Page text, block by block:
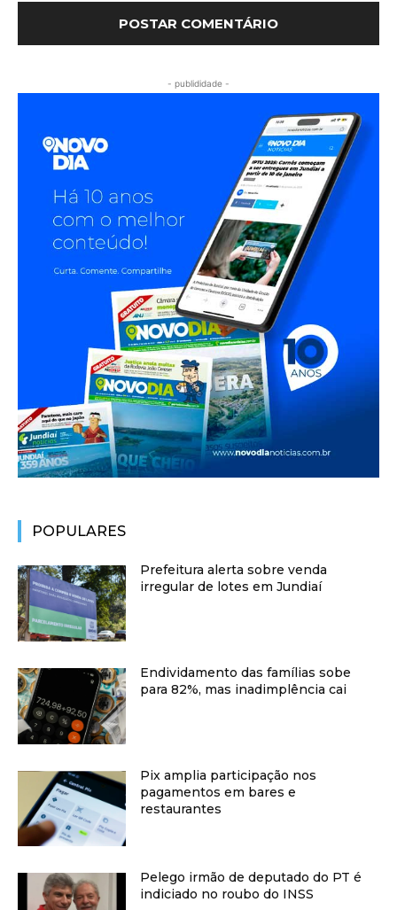
- publididade -
POPULARES
Prefeitura alerta sobre venda
irregular de lotes em Jundiaí
Endividamento das famílias sobe
para 82%, mas inadimplência cai
Pix amplia participação nos
pagamentos em bares e
restaurantes
Pelego irmão de deputado do PT é
indiciado no roubo do INSS